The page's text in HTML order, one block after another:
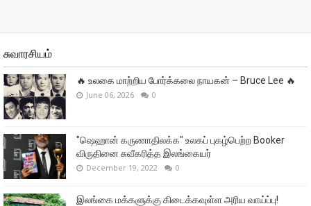
சுவாரசியம்
🔥 உலகை மாற்றிய போர்க்கலை நாயகன் – Bruce Lee 🔥
June 06, 2026 0
"ஷெஹான் கருணாதிலக்க" உலகப் புகழ்பெற்ற Booker
விருதினை சுவீகரித்த இலங்கையர்
December 19, 2022 0
இலங்கை மக்களுக்கு கிடைக்கவுள்ள அரிய வாய்ப்பு!